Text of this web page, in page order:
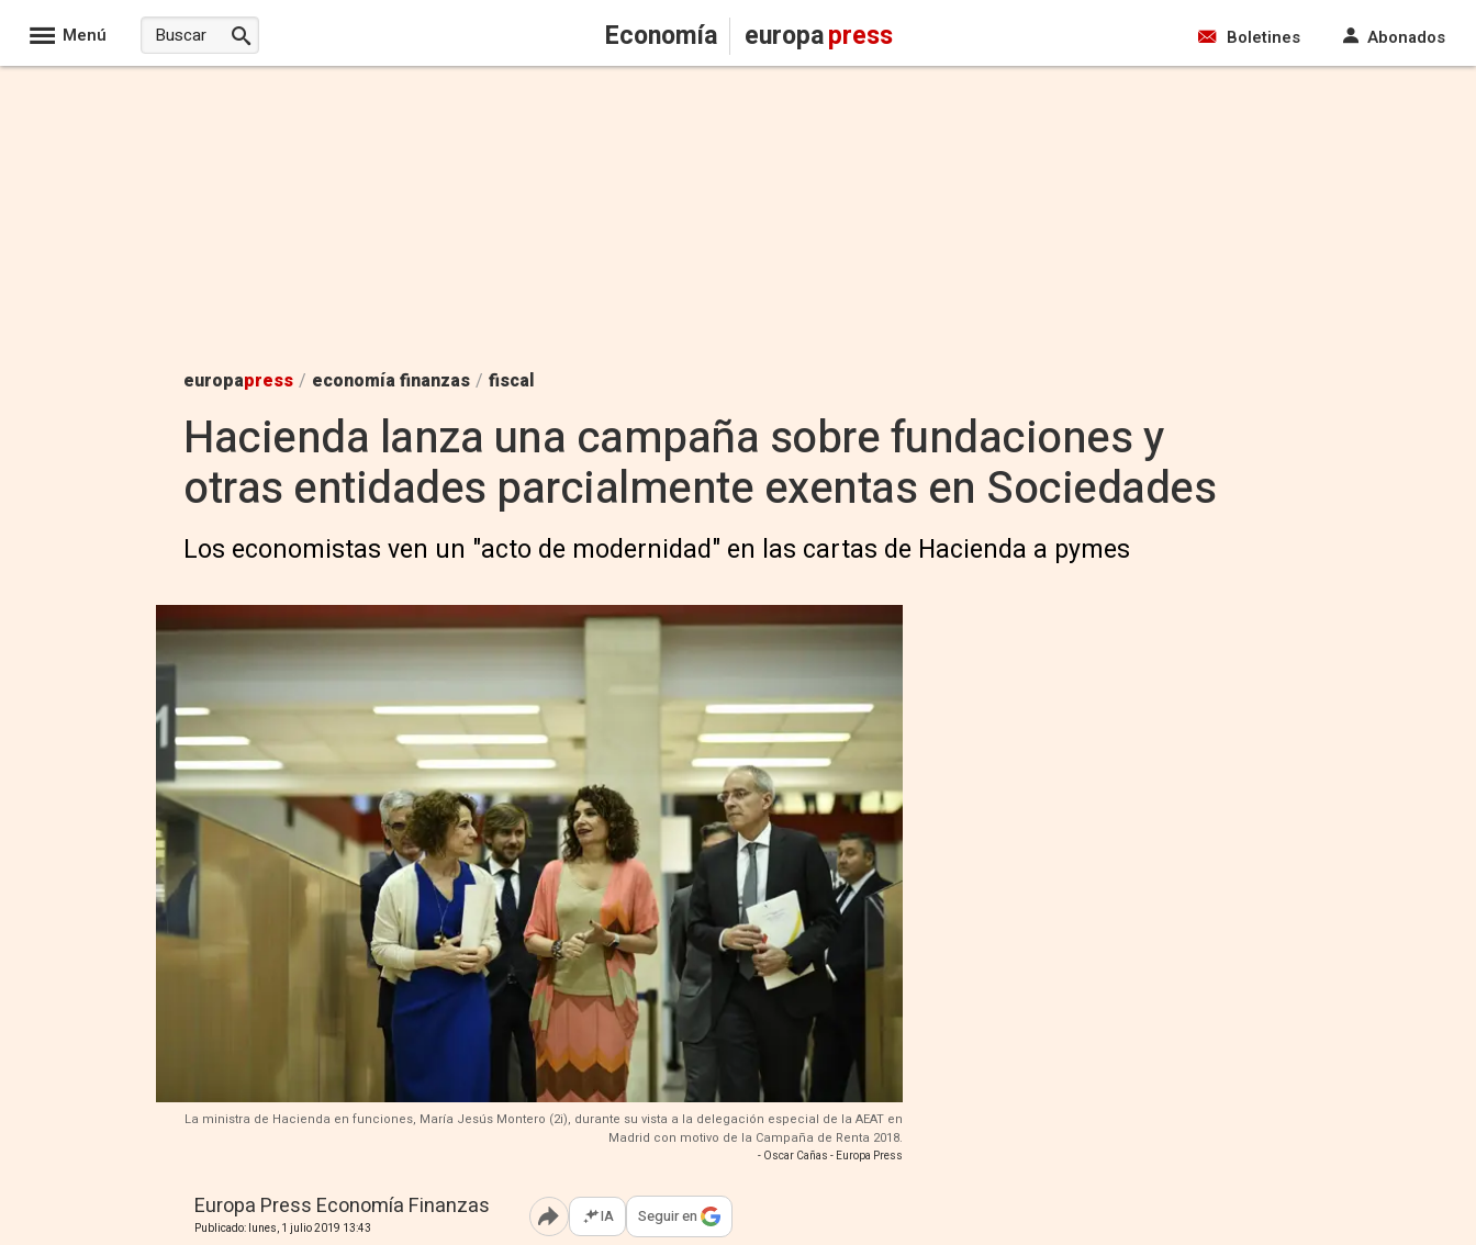
Menú Economía europapress Boletines Abonados
europapress / economía finanzas / fiscal
Hacienda lanza una campaña sobre fundaciones y
otras entidades parcialmente exentas en Sociedades
Los economistas ven un "acto de modernidad" en las cartas de Hacienda a pymes
La ministra de Hacienda en funciones, María Jesús Montero (2i), durante su vista a la delegación especial de la AEAT en
Madrid con motivo de la Campaña de Renta 2018.
- Oscar Cañas - Europa Press
Europa Press Economía Finanzas
Publicado: lunes, 1 julio 2019 13:43 Abrir opciones para compartir
IA Seguir en